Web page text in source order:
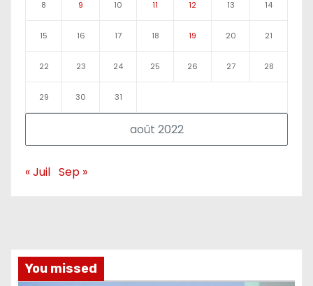
août 2022
8 9 10 11 12 13 14
15 16 17 18 19 20 21
22 23 24 25 26 27 28
29 30 31
« Juil Sep »
You missed